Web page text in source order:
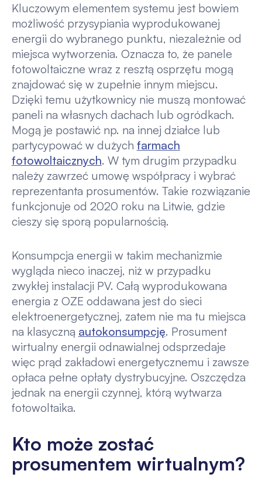
Kluczowym elementem systemu jest bowiem
możliwość przysypiania wyprodukowanej
energii do wybranego punktu, niezależnie od
miejsca wytworzenia. Oznacza to, że panele
fotowoltaiczne wraz z resztą osprzętu mogą
znajdować się w zupełnie innym miejscu.
Dzięki temu użytkownicy nie muszą montować
paneli na własnych dachach lub ogródkach.
Mogą je postawić np. na innej działce lub
partycypować w dużych farmach
fotowoltaicznych. W tym drugim przypadku
należy zawrzeć umowę współpracy i wybrać
reprezentanta prosumentów. Takie rozwiązanie
funkcjonuje od 2020 roku na Litwie, gdzie
cieszy się sporą popularnością.
Konsumpcja energii w takim mechanizmie
wygląda nieco inaczej, niż w przypadku
zwykłej instalacji PV. Całą wyprodukowana
energia z OZE oddawana jest do sieci
elektroenergetycznej, zatem nie ma tu miejsca
na klasyczną autokonsumpcję. Prosument
wirtualny energii odnawialnej odsprzedaje
więc prąd zakładowi energetycznemu i zawsze
opłaca pełne opłaty dystrybucyjne. Oszczędza
jednak na energii czynnej, którą wytwarza
fotowoltaika.
Kto może zostać
prosumentem wirtualnym?